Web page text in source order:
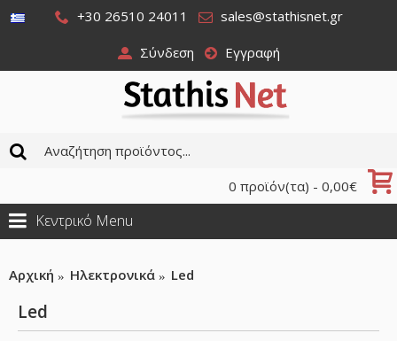
+30 26510 24011 sales@stathisnet.gr
Σύνδεση Εγγραφή
0 προϊόν(τα) - 0,00€
Κεντρικό Menu
Αρχική Ηλεκτρονικά Led
Led